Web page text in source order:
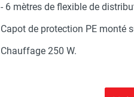
- 6 mètres de flexible de
Capot de protection PE monté
Chauffage 250 W.